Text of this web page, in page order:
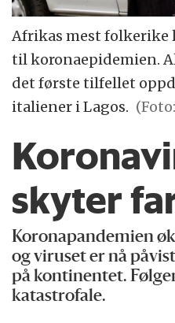
Afrikas mest folkerike
til koronaepidemien.
det første tilfellet
italiener i Lagos.
skyter
Koronapandemien
og viruset er nå
på kontinentet.
katastrofale.